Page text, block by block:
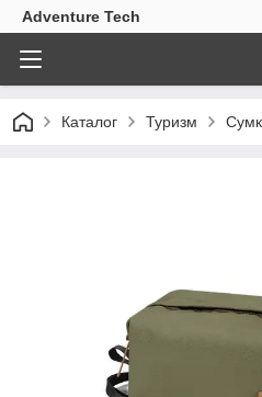
Adventure Tech
Каталог Туризм